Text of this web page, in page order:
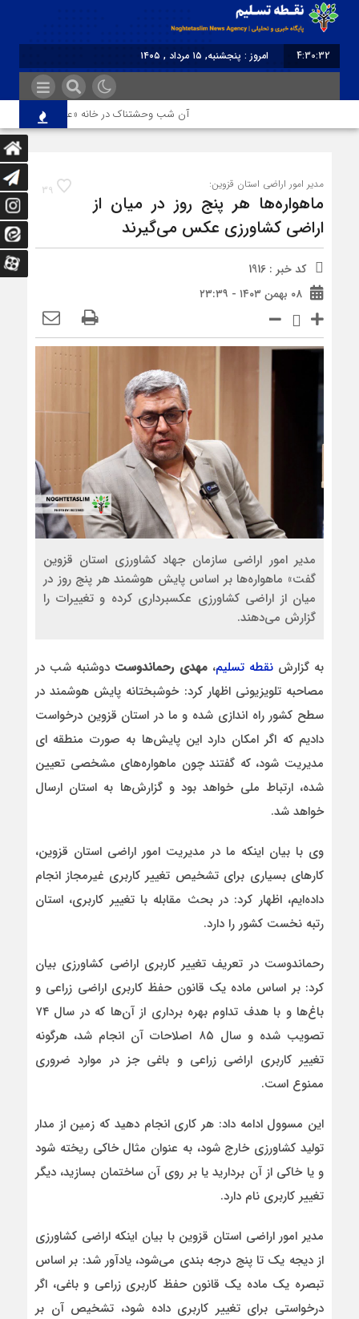
4:30:32
امروز : پنجشنبه, ۱۵ مرداد , ۱۴۰۵
آن شب وحشتناک در خانه «عصمت»
39 مدیر امور اراضی استان قزوین:
ماهواره‌ها هر پنج روز در میان از
اراضی کشاورزی عکس می‌گیرند
کد خبر : 1916
۰۸ بهمن ۱۴۰۳ - ۲۳:۳۹
مدیر امور اراضی سازمان جهاد کشاورزی استان قزوین
گفت» ماهواره‌ها بر اساس پایش هوشمند هر پنج روز در
میان از اراضی کشاورزی عکسبرداری کرده و تغییرات را
گزارش می‌دهند.
به گزارشنقطه تسلیم،مهدی رحماندوست دوشنبه شب در
مصاحبه تلویزیونی اظهار کرد: خوشبختانه پایش هوشمند در
سطح کشور راه اندازی شده و ما در استان قزوین درخواست
دادیم که اگر امکان دارد این پایش‌ها به صورت منطقه ای
مدیریت شود، که گفتند چون ماهواره‌های مشخصی تعیین
شده، ارتباط ملی خواهد بود و گزارش‌ها به استان ارسال
خواهد شد.
وی با بیان اینکه ما در مدیریت امور اراضی استان قزوین،
کارهای بسیاری برای تشخیص تغییر کاربری غیرمجاز انجام
داده‌ایم، اظهار کرد: در بحث مقابله با تغییر کاربری، استان
رتبه نخست کشور را دارد.
رحماندوست در تعریف تغییر کاربری اراضی کشاورزی بیان
کرد: بر اساس ماده یک قانون حفظ کاربری اراضی زراعی و
باغ‌ها و با هدف تداوم بهره برداری از آن‌ها که در سال ۷۴
تصویب شده و سال ۸۵ اصلاحات آن انجام شد، هرگونه
تغییر کاربری اراضی زراعی و باغی جز در موارد ضروری
ممنوع است.
این مسوول ادامه داد: هر کاری انجام دهید که زمین از مدار
تولید کشاورزی خارج شود، به عنوان مثال خاکی ریخته شود
و یا خاکی از آن بردارید یا بر روی آن ساختمان بسازید، دیگر
تغییر کاربری نام دارد.
مدیر امور اراضی استان قزوین با بیان اینکه اراضی کشاورزی
از دیجه یک تا پنج درجه بندی می‌شود، یادآور شد: بر اساس
تبصره یک ماده یک قانون حفظ کاربری زراعی و باغی، اگر
درخواستی برای تغییر کاربری داده شود، تشخیص آن بر